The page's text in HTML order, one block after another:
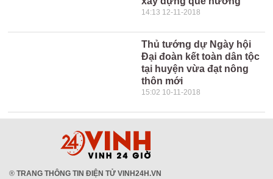
14:13 12-11-2018
Thủ tướng dự Ngày hội
Đại đoàn kết toàn dân tộc
tại huyện vừa đạt nông
thôn mới
15:02 10-11-2018
® TRANG THÔNG TIN ĐIỆN TỬ VINH24H.VN